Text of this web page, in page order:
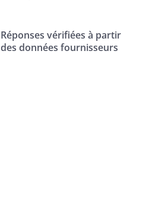
Réponses vérifiées à partir
des données fournisseurs